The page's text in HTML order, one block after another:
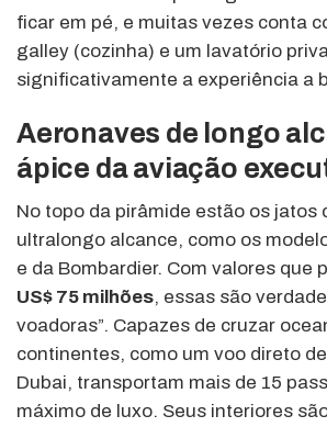
ficar em pé, e muitas vezes conta
galley (cozinha) e um lavatório
significativamente a experiência a
Aeronaves de longo
ápice da aviação
No topo da pirâmide estão os jatos
ultralongo alcance, como os
e da Bombardier. Com valores que
US$ 75 milhões, essas são
voadoras”. Capazes de cruzar
continentes, como um voo direto
Dubai, transportam mais de 15
máximo de luxo. Seus interiores